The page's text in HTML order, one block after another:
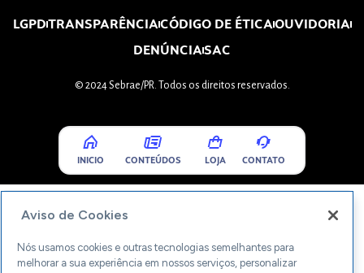
LGPDTRANSPARÊNCIACÓDIGO DE ÉTICAOUVIDORIA
DENÚNCIASAC
© 2024 Sebrae/PR. Todos os direitos reservados.
INICIO CONTEÚDOS LOJA CONTATO
Aviso de Cookies
Nós usamos cookies e outras tecnologias semelhantes para
melhorar a sua experiência em nossos serviços, personalizar